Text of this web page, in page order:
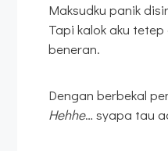
Maksudku panik
Tapi kalok aku
beneran.
Dengan berbekal
Hehhe… syapa tau